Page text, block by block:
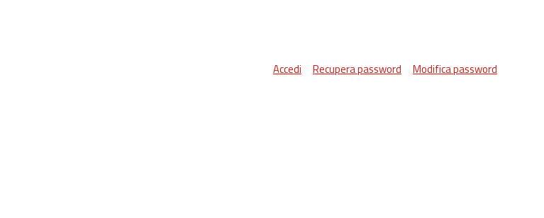
Accedi Recupera password Modifica password